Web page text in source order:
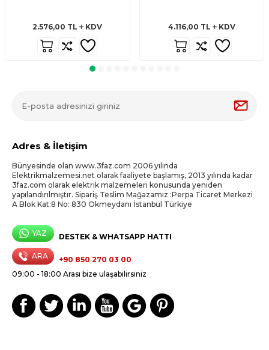
2.576,00 TL KDV 4.116,00 TL KDV
Adres & İletişim
Bünyesinde olan www.3faz.com 2006 yılında
Elektrikmalzemesi.net olarak faaliyete başlamış, 2013 yılında kadar
3faz.com olarak elektrik malzemeleri konusunda yeniden
yapılandırılmıştır. Sipariş Teslim Mağazamız :Perpa Ticaret Merkezi
A Blok Kat:8 No: 830 Okmeydanı İstanbul Türkiye
YAZ DESTEK & WHATSAPP HATTI
ARA
+90 850 270 03 00
09:00 - 18:00 Arası bize ulaşabilirsiniz